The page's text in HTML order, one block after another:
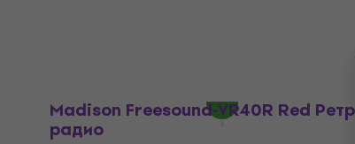
Madison Freesound-VR40R Red
радио